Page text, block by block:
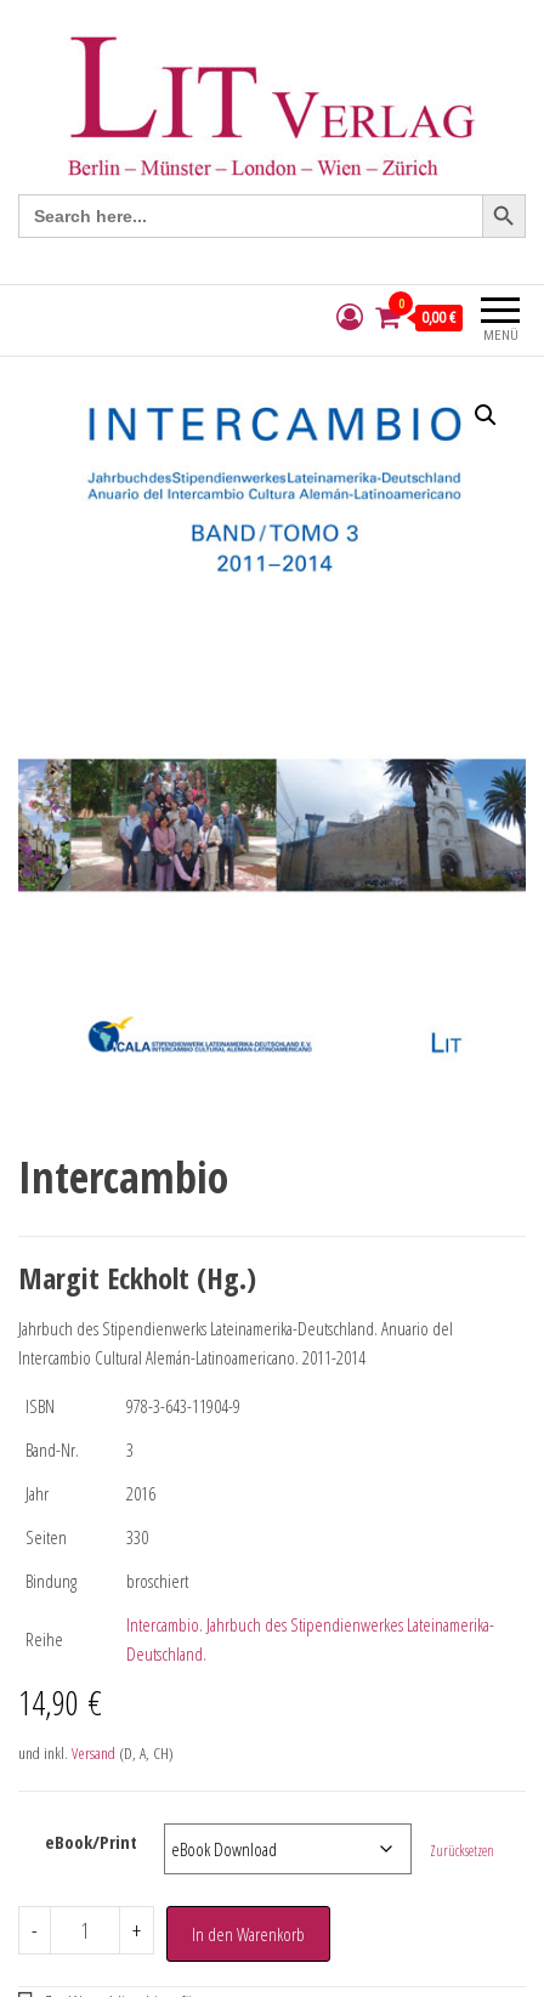
Search
for:
Search Button
MENÜ
0
0,00 €
Intercambio
Margit Eckholt (Hg.)
Jahrbuch des Stipendienwerks Lateinamerika-Deutschland. Anuario del
Intercambio Cultural Alemán-Latinoamericano. 2011-2014
ISBN
978-3-643-11904-9
Band-Nr.
3
Jahr
2016
Seiten
330
Bindung
broschiert
Reihe
Intercambio. Jahrbuch des Stipendienwerkes Lateinamerika-
Deutschland.
14,90 €
und inkl. Versand (D, A, CH)
eBook/Print Zurücksetzen
- + In den Warenkorb